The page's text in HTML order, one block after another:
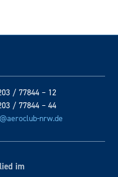
/ 77844 – 12
/ 77844 – 44
nrw.de
im